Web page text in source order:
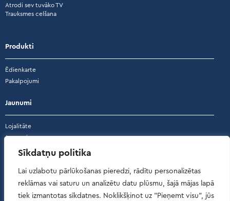
Sīkdatņu politika
Lai uzlabotu pārlūkošanas pieredzi, rādītu personalizētas
reklāmas vai saturu un analizētu datu plūsmu, šajā mājas lapā
tiek izmantotas sīkdatnes. Noklikšķinot uz "Pieņemt visu", jūs
Atrodi sev tuvāko TV
Trauksmes celšana
Produkti
Ēdienkarte
Pakalpojumi
Jaunumi
Lojalitāte
Jaunumi
Akcijas
Atsauksmes
Atsauksmes